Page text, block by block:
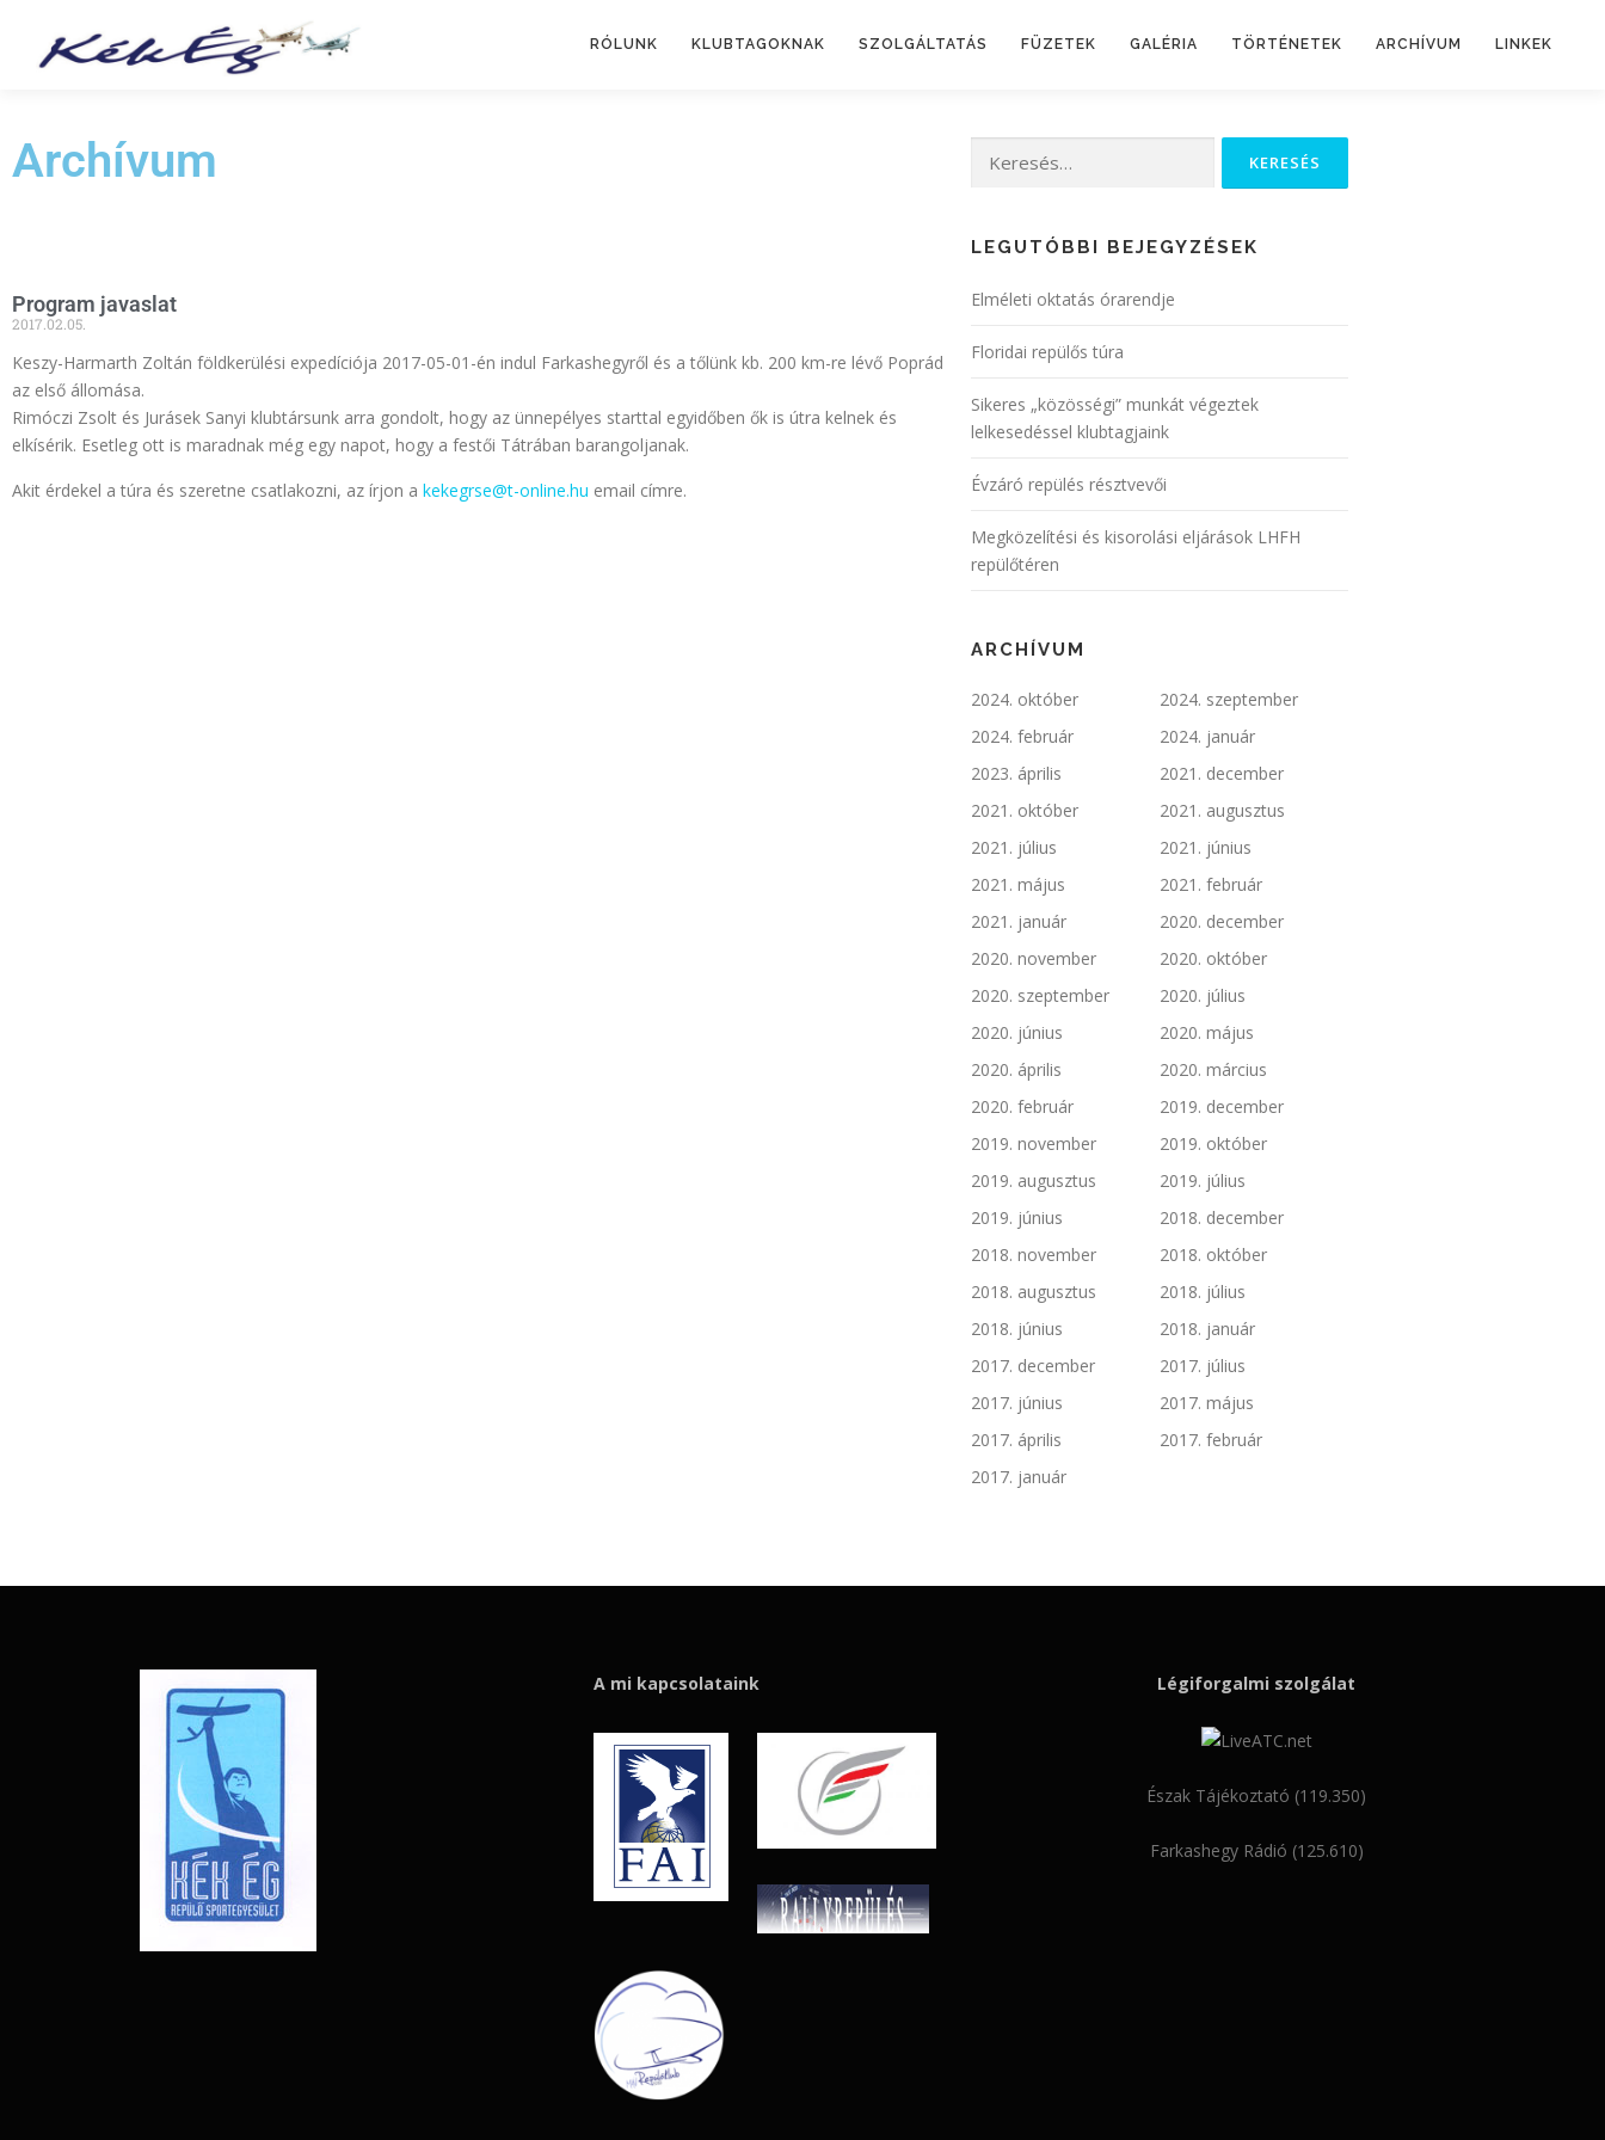
RÓLUNK KLUBTAGOKNAK SZOLGÁLTATÁS FÜZETEK GALÉRIA TÖRTÉNETEK ARCHÍVUM LINKEK
Archívum
Program javaslat
2017.02.05.
Keszy-Harmarth Zoltán földkerülési expedíciója 2017-05-01-én indul Farkashegyről és a tőlünk kb. 200 km-re lévő Poprád
az első állomása.
Rimóczi Zsolt és Jurásek Sanyi klubtársunk arra gondolt, hogy az ünnepélyes starttal egyidőben ők is útra kelnek és
elkísérik. Esetleg ott is maradnak még egy napot, hogy a festői Tátrában barangoljanak.
Akit érdekel a túra és szeretne csatlakozni, az írjon a kekegrse@t-online.hu email címre.
LEGUTÓBBI BEJEGYZÉSEK
Elméleti oktatás órarendje
Floridai repülős túra
Sikeres „közösségi” munkát végeztek
lelkesedéssel klubtagjaink
Évzáró repülés résztvevői
Megközelítési és kisorolási eljárások LHFH
repülőtéren
ARCHÍVUM
2024. október
2024. szeptember
2024. február
2024. január
2023. április
2021. december
2021. október
2021. augusztus
2021. július
2021. június
2021. május
2021. február
2021. január
2020. december
2020. november
2020. október
2020. szeptember
2020. július
2020. június
2020. május
2020. április
2020. március
2020. február
2019. december
2019. november
2019. október
2019. augusztus
2019. július
2019. június
2018. december
2018. november
2018. október
2018. augusztus
2018. július
2018. június
2018. január
2017. december
2017. július
2017. június
2017. május
2017. április
2017. február
2017. január
A mi kapcsolataink Légiforgalmi szolgálat
Észak Tájékoztató (119.350)
Farkashegy Rádió (125.610)